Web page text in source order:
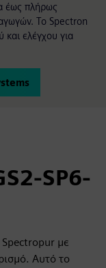
έως πλήρως
Το Spectron
και ελέγχου για
SP6-
με
Αυτό το